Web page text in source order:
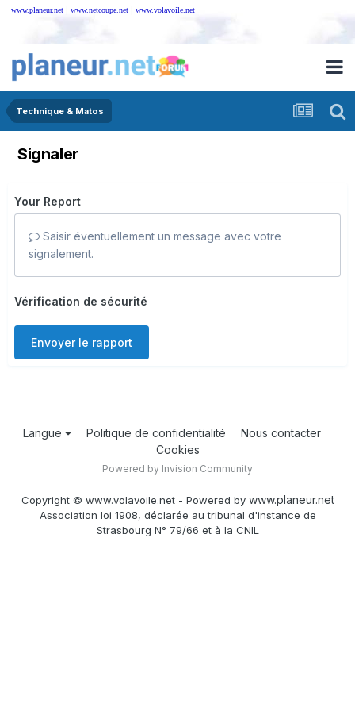
www.planeur.net | www.netcoupe.net | www.volavoile.net
Technique & Matos
Signaler
Your Report
Saisir éventuellement un message avec votre
signalement.
Vérification de sécurité
Envoyer le rapport
Langue Politique de confidentialité
Nous contacter
Cookies
Powered by Invision Community
Copyright © www.volavoile.net - Powered by www.planeur.net
Association loi 1908, déclarée au tribunal d'instance de
Strasbourg N° 79/66 et à la CNIL